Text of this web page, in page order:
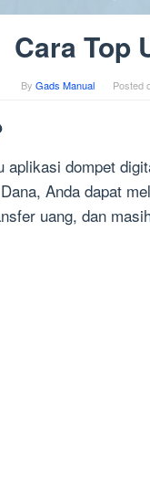
Cara Top
By Gads Manual Posted
aplikasi dompet
Anda dapat
uang, dan